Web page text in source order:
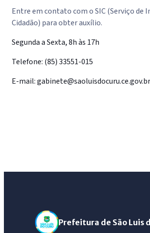
Entre em contato com o SIC (Serviço de
Cidadão) para obter auxílio.
Segunda a Sexta, 8h às 17h
Telefone: (85) 33551-015
E-mail:gabinete@saoluisdocuru.ce.gov.br
Prefeitura de São Luis